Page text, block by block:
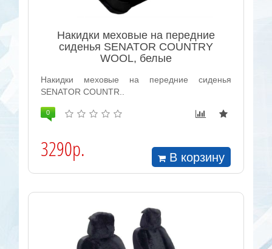
Накидки меховые на передние
сиденья SENATOR COUNTRY
WOOL, белые
Накидки меховые на передние сиденья
SENATOR COUNTR..
0
3290р. В корзину